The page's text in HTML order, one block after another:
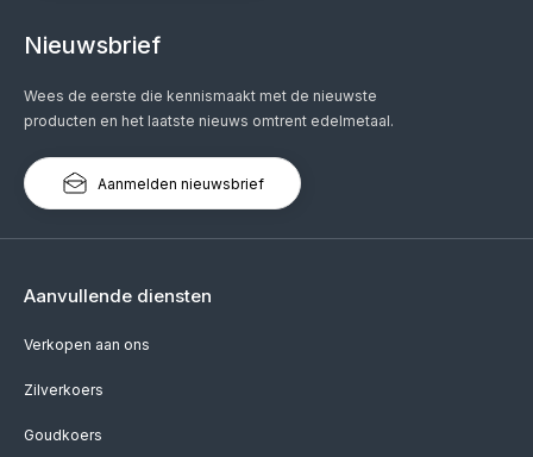
Nieuwsbrief
Wees de eerste die kennismaakt met de nieuwste
producten en het laatste nieuws omtrent edelmetaal.
Aanmelden nieuwsbrief
Aanvullende diensten
Verkopen aan ons
Zilverkoers
Goudkoers